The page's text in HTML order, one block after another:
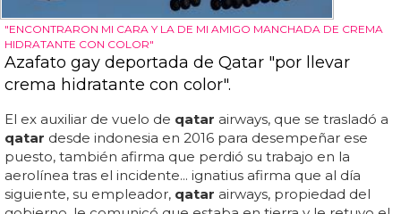
"ENCONTRARON MI CARA Y LA DE MI AMIGO MANCHADA DE CREMA
HIDRATANTE CON COLOR"
Azafato gay deportada de Qatar "por llevar
crema hidratante con color".
El ex auxiliar de vuelo de qatar airways, que se trasladó a
qatar desde indonesia en 2016 para desempeñar ese
puesto, también afirma que perdió su trabajo en la
aerolínea tras el incidente... ignatius afirma que al día
siguiente, su empleador, qatar airways, propiedad del